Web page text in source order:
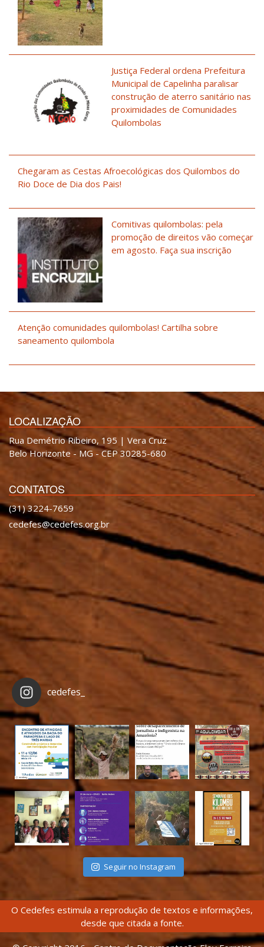
Justiça Federal ordena Prefeitura
Municipal de Capelinha paralisar
construção de aterro sanitário nas
proximidades de Comunidades
Quilombolas
Chegaram as Cestas Afroecológicas dos Quilombos do
Rio Doce de Dia dos Pais!
Comitivas quilombolas: pela
promoção de direitos vão começar
em agosto. Faça sua inscrição
Atenção comunidades quilombolas! Cartilha sobre
saneamento quilombola
LOCALIZAÇÃO
Rua Demétrio Ribeiro, 195 | Vera Cruz
Belo Horizonte - MG - CEP 30285-680
CONTATOS
(31) 3224-7659
cedefes@cedefes.org.br
cedefes_
Seguir no Instagram
O Cedefes estimula a reprodução de textos e informações,
desde que citada a fonte.